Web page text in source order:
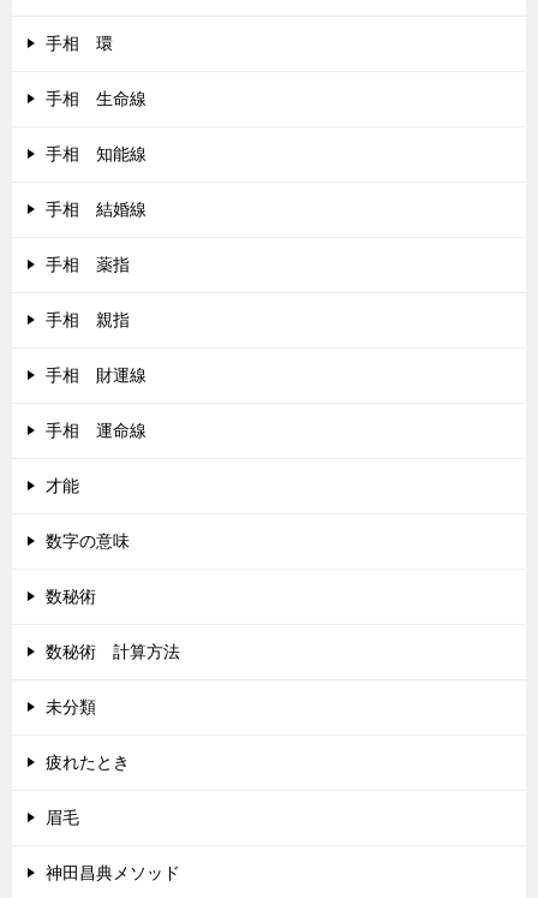
手相 環
手相 生命線
手相 知能線
手相 結婚線
手相 薬指
手相 親指
手相 財運線
手相 運命線
才能
数字の意味
数秘術
数秘術 計算方法
未分類
疲れたとき
眉毛
神田昌典メソッド